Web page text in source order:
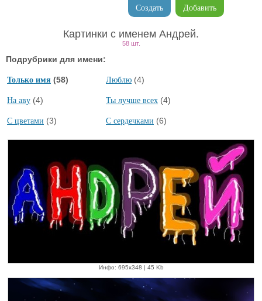
Добавить
Создать
Картинки с именем Андрей.
58 шт.
Подрубрики для имени:
Только имя (58) Люблю (4)
На аву (4) Ты лучше всех (4)
С цветами (3) С сердечками (6)
Инфо: 695х348 | 45 Kb